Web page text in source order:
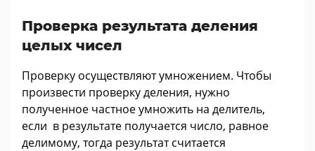
Проверка результата деления
целых чисел
Проверку осуществляют умножением. Чтобы
произвести проверку деления, нужно
полученное частное умножить на делитель,
если в результате получается число, равное
делимому, тогда результат считается